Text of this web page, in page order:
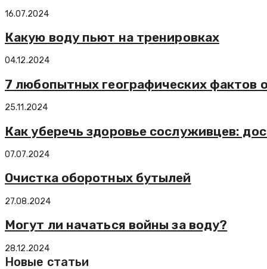
16.07.2024
Какую воду пьют на тренировках
04.12.2024
7 любопытных географических фактов
25.11.2024
Как уберечь здоровье сослуживцев:
07.07.2024
Очистка оборотных бутылей
27.08.2024
Могут ли начаться войны за воду?
28.12.2024
Новые статьи